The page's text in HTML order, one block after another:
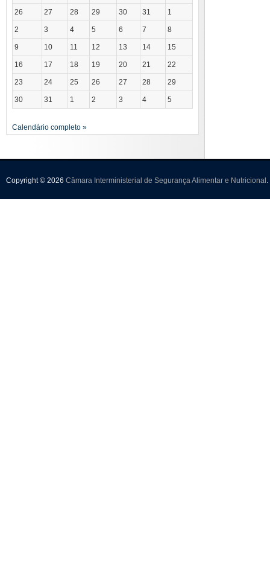
26 27 28 29 30 31 1
2 3 4 5 6 7 8
9 10 11 12 13 14 15
16 17 18 19 20 21 22
23 24 25 26 27 28 29
30 31 1 2 3 4 5
Calendário completo »
Copyright © 2026 Câmara Interministerial de Segurança Alimentar e Nutricional .